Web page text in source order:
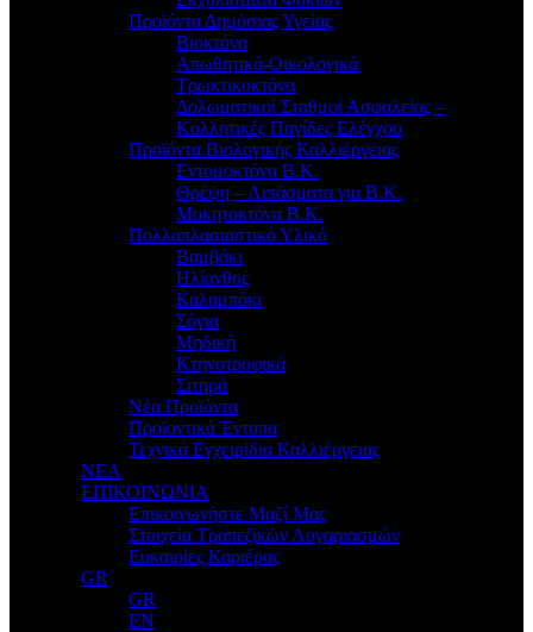
Προϊόντα Δημόσιας Υγείας
Βιοκτόνα
Απωθητικά-Οικολογικά
Τρωκτικοκτόνα
Δολωματικοί Σταθμοί Ασφαλείας –
Κολλητικές Παγίδες Ελέγχου
Προϊόντα Βιολογικής Καλλιέργειας
Εντομοκτόνα Β.Κ.
Θρέψη – Λιπάσματα για Β.Κ.
Μυκητοκτόνα Β.Κ.
Πολλαπλασιαστικό Υλικό
Βαμβάκι
Ηλίανθος
Καλαμπόκι
Σόγια
Μηδική
Κτηνοτροφικά
Σιτηρά
Νέα Προϊόντα
Προϊοντικά Έντυπα
Τεχνικά Εγχειρίδια Καλλιέργειας
ΝΕΑ
ΕΠΙΚΟΙΝΩΝΙΑ
Επικοινωνήστε Μαζί Μας
Στοιχεία Τραπεζικών Λογαριασμών
Ευκαιρίες Καριέρας
GR
GR
EN